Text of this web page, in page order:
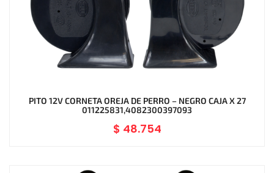
PITO 12V CORNETA OREJA DE PERRO – NEGRO CAJA X 27
011225831,4082300397093
$ 48.754